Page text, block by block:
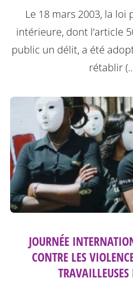
Le 18 mars 2003, la loi
intérieure, dont l’article
public un délit, a été
rétablir
JOURNÉE
CONTRE LES
TRAVAILLEUSES